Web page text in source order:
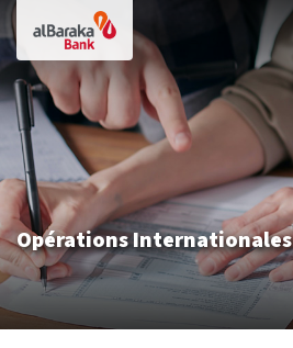
Aller
au
contenu
principal
Opérations Internationales